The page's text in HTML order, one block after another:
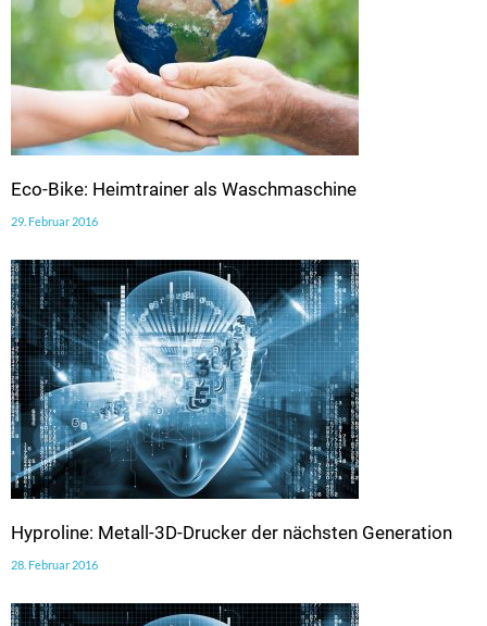
Eco-Bike: Heimtrainer als Waschmaschine
29. Februar 2016
Hyproline: Metall-3D-Drucker der nächsten Generation
28. Februar 2016